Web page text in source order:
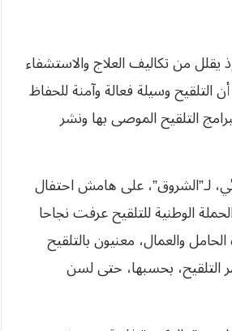
يقلل من تكاليف العلاج والاستشفاء
وسيلة فعالة وآمنة للحفاظ
التلقيح الموصى بها ونشر
لـ”الشروق”، على هامش احتفال
الوطنية للتلقيح عرفت نجاحا
والعمال، معنيون بالتلقيح
التلقيح، بحسبها، حتى لسن